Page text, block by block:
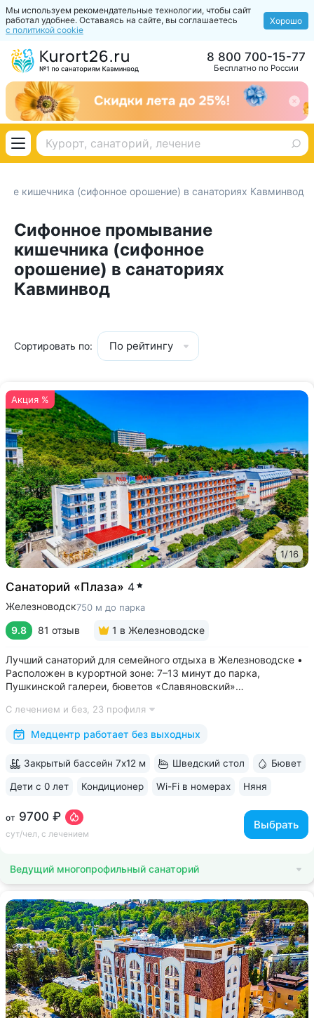
Мы используем рекомендательные технологии, чтобы сайт
работал удобнее. Оставаясь на сайте, вы соглашаетесь
с политикой cookie
Хорошо
Бесплатно по России
8 800 700-15-77
кишечника (сифонное орошение) в санаториях Кавминвод
Сифонное промывание
кишечника (сифонное
орошение) в санаториях
Кавминвод
Сортировать по: По рейтингу
Акция %
1/16
Санаторий «Плаза» 4
Железноводск750 м до парка
9.8 81 отзыв 1 в Железноводске
Лучший санаторий для семейного отдыха в Железноводске •
Расположен в курортной зоне: 7–13 минут до парка,
Пушкинской галереи, бюветов «Славяновский»
«Славяновская» • Все в одном здании: не нужно выходить
на улицу, чтобы получить лечение,...
С лечением и без, 23 профиля
Медцентр работает без выходных
от 9700 ₽
сут/чел, с лечением
Выбрать
Закрытый бассейн 7х12 м Шведский стол Бювет
Дети с 0 лет Кондиционер Wi-Fi в номерах Няня
ещё 6
Ведущий многопрофильный санаторий